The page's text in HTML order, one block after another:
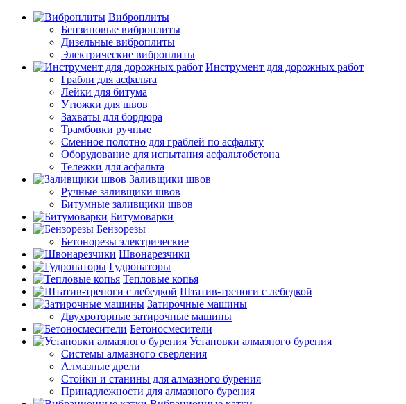
Виброплиты
Бензиновые виброплиты
Дизельные виброплиты
Электрические виброплиты
Инструмент для дорожных работ
Грабли для асфальта
Лейки для битума
Утюжки для швов
Захваты для бордюра
Трамбовки ручные
Сменное полотно для граблей по асфальту
Оборудование для испытания асфальтобетона
Тележки для асфальта
Заливщики швов
Ручные заливщики швов
Битумные заливщики швов
Битумоварки
Бензорезы
Бетонорезы электрические
Швонарезчики
Гудронаторы
Тепловые копья
Штатив-треноги с лебедкой
Затирочные машины
Двухроторные затирочные машины
Бетоносмесители
Установки алмазного бурения
Системы алмазного сверления
Алмазные дрели
Стойки и станины для алмазного бурения
Принадлежности для алмазного бурения